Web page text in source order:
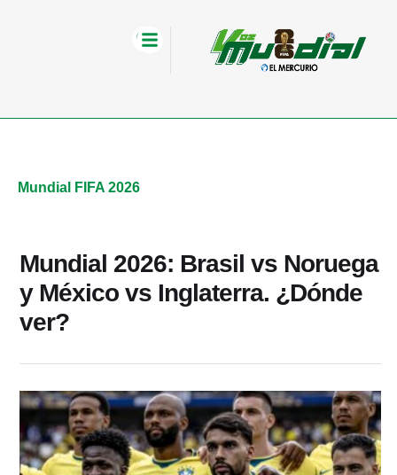
Mundial FIFA 2026
Mundial 2026: Brasil vs Noruega
y México vs Inglaterra. ¿Dónde
ver?